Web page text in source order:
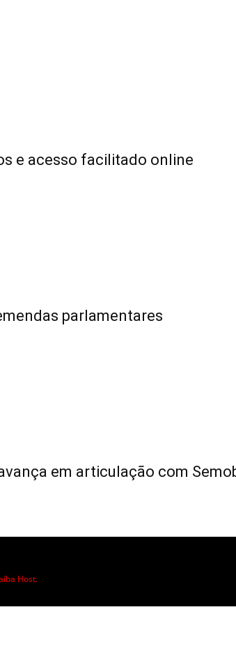
e acesso facilitado online
parlamentares
em articulação com
Host.